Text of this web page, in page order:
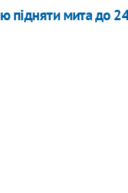
підняти мита до